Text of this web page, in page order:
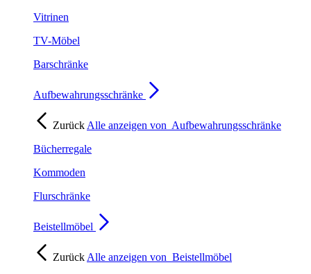
Vitrinen
TV-Möbel
Barschränke
Aufbewahrungsschränke
Zurück Alle anzeigen von Aufbewahrungsschränke
Bücherregale
Kommoden
Flurschränke
Beistellmöbel
Zurück Alle anzeigen von Beistellmöbel